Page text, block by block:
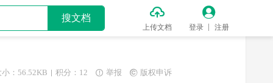
搜文档 
上传文档

登录 注册
小：56.52KB 积分：12  举报  版权申诉